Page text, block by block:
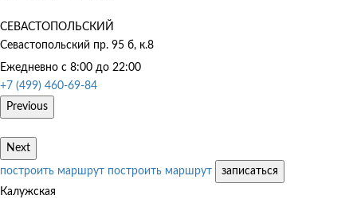
СЕВАСТОПОЛЬСКИЙ
Севастопольский пр. 95 б, к.8
Ежедневно с 8:00 до 22:00
+7 (499) 460-69-84
Previous
Next
построить маршрут построить маршрут
записаться
Калужская